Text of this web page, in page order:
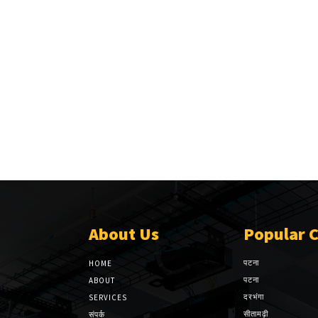
About Us
HOME
ABOUT
SERVICES
संपर्क
Popular
पटना
पटना
दरभंगा
सीतामढ़ी